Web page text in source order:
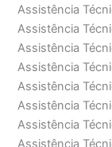
Assistência
Assistência
Assistência
Assistência
Assistência
Assistência
Assistência
Assistência